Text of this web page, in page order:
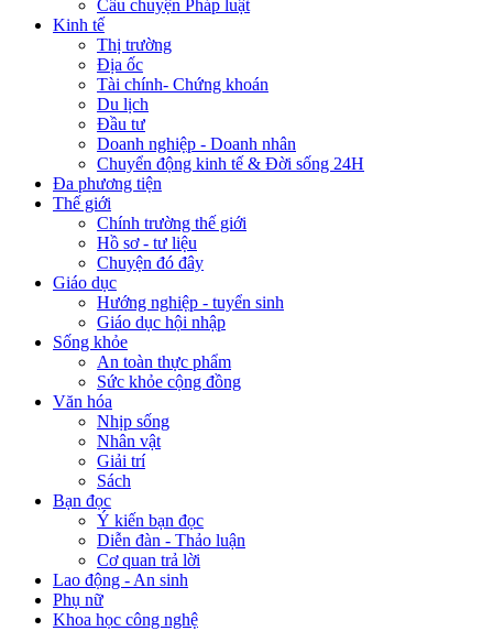
Câu chuyện Pháp luật
Kinh tế
Thị trường
Địa ốc
Tài chính- Chứng khoán
Du lịch
Đầu tư
Doanh nghiệp - Doanh nhân
Chuyển động kinh tế & Đời sống 24H
Đa phương tiện
Thế giới
Chính trường thế giới
Hồ sơ - tư liệu
Chuyện đó đây
Giáo dục
Hướng nghiệp - tuyển sinh
Giáo dục hội nhập
Sống khỏe
An toàn thực phẩm
Sức khỏe cộng đồng
Văn hóa
Nhịp sống
Nhân vật
Giải trí
Sách
Bạn đọc
Ý kiến bạn đọc
Diễn đàn - Thảo luận
Cơ quan trả lời
Lao động - An sinh
Phụ nữ
Khoa học công nghệ